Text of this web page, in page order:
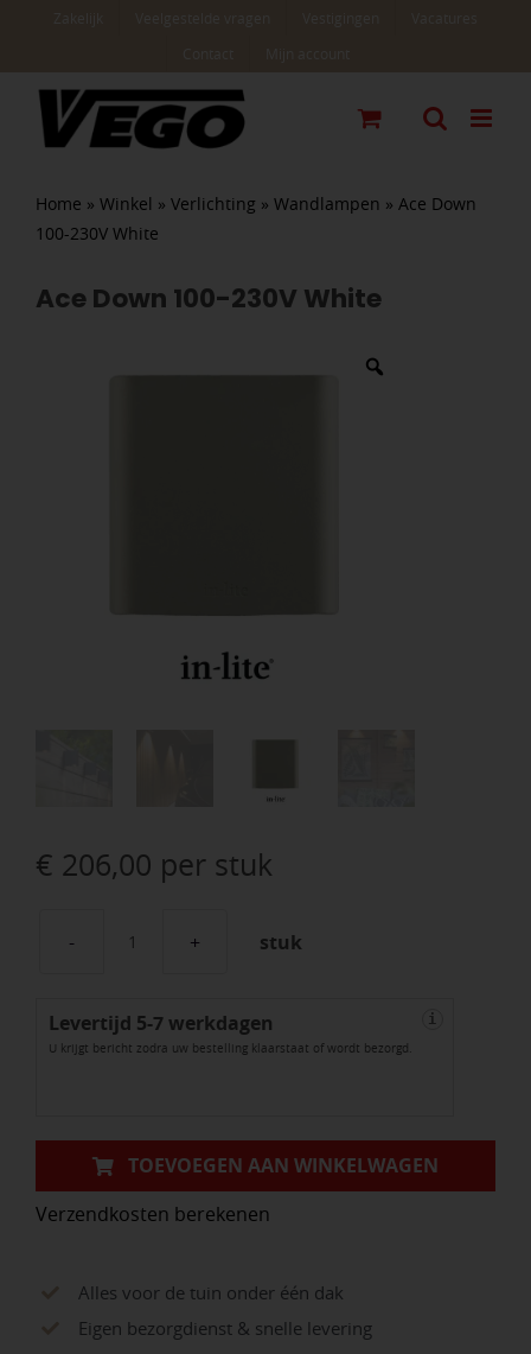
Home » Winkel » Verlichting » Wandlampen » Ace Down
100-230V White
Ace Down 100-230V White
€ 206,00 per stuk
Ace
100-
230V
stuk
Levertijd 5-7 werkdagen
U krijgt bericht zodra uw bestelling klaarstaat of wordt bezorgd.
i
TOEVOEGEN AAN WINKELWAGEN
Verzendkosten berekenen
Alles voor de tuin onder één dak
Eigen bezorgdienst & snelle levering